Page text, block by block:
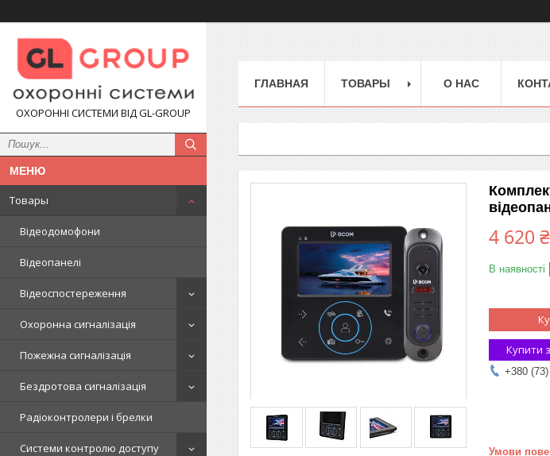
ОХОРОННІ СИСТЕМИ ВІД GL-GROUP
Товары
Відеодомофони
Відеопанелі
Відеоспостереження
Охоронна сигналізація
Пожежна сигналізація
Бездротова сигналізація
Радіоконтролери і брелки
Системи контролю доступу
ГЛАВНАЯ ТОВАРЫ О НАС
4 620 ₴
В наявності
Купити з
+380